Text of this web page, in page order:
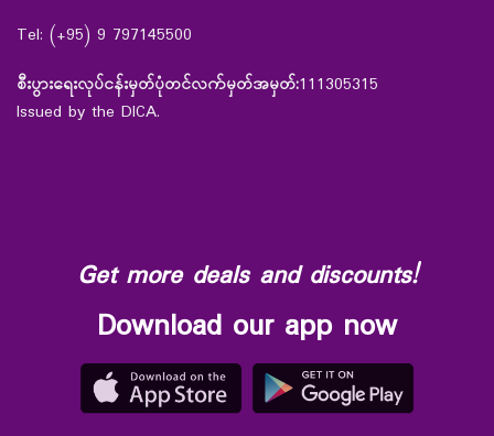
Tel: (+95) 9 797145500
စီးပွားရေးလုပ်ငန်းမှတ်ပုံတင်လက်မှတ်အမှတ်:111305315
Issued by the DICA.
Get more deals and discounts!
Download our app now